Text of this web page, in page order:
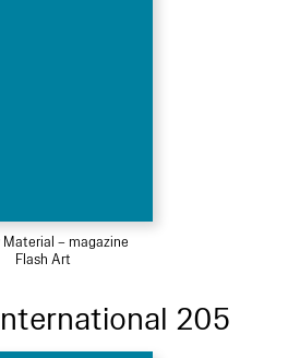
Material – magazine
Flash Art
205